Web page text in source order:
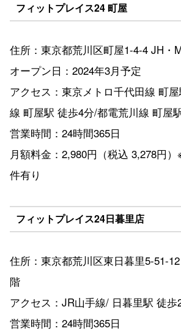
フィットプレイス24 町屋
住所：東京都荒川区町屋1-4-4 JH・
オープン日：2024年3月予定
アクセス：東京メトロ千代田線 町
線 町屋駅 徒歩4分/都電荒川線 町屋
営業時間：24時間365日
月額料金：2,980円（税込 3,278円
件有り
フィットプレイス24日暮里店
住所：東京都荒川区東日暮里5-51-
階
アクセス：JR山手線/ 日暮里駅 徒歩
営業時間：24時間365日